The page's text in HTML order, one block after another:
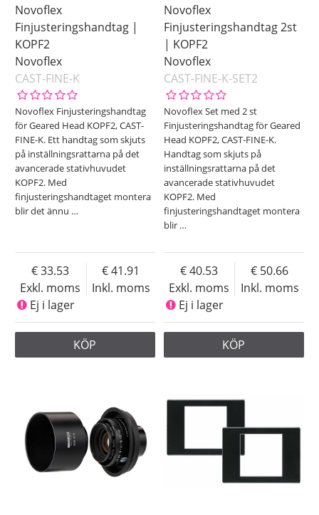
Novoflex
Finjusteringshandtag |
KOPF2
Novoflex
CAST-FINE-K
Novoflex Finjusteringshandtag
för Geared Head KOPF2, CAST-
FINE-K. Ett handtag som skjuts
på inställningsrattarna på det
avancerade stativhuvudet
KOPF2. Med
finjusteringshandtaget montera
blir det ännu …
Exkl. moms
33.53
Inkl. moms
41.91
Ej i lager
KÖP
Novoflex
Finjusteringshandtag 2st
| KOPF2
Novoflex
CAST-FINE-K-SET2
Novoflex Set med 2 st
Finjusteringshandtag för Geared
Head KOPF2, CAST-FINE-K.
Handtag som skjuts på
inställningsrattarna på det
avancerade stativhuvudet
KOPF2. Med
finjusteringshandtaget montera
blir …
Exkl. moms
40.53
Inkl. moms
50.66
Ej i lager
KÖP